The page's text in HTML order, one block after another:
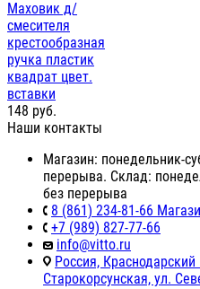
Маховик д/
смесителя
крестообразная
ручка пластик
квадрат цвет.
вставки
148 руб.
Наши контакты
Магазин: понедельник-
перерыва. Склад:
без перерыва
8 (861) 234-81-66
+7 (989) 827-77-66
info@vitto.ru
Россия,
Старокорсунская, ул.